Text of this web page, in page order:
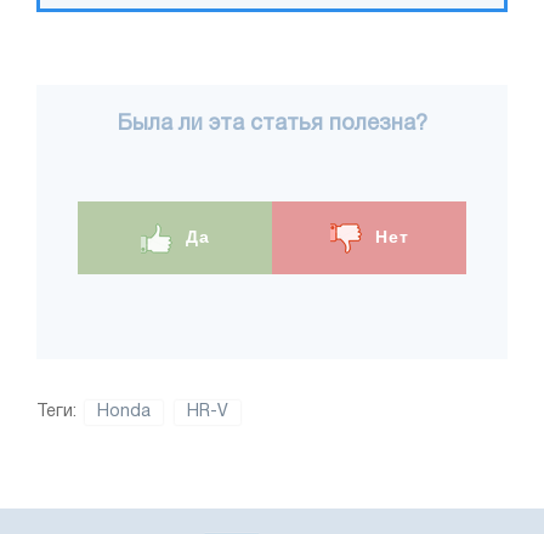
Была ли эта статья полезна?
Да Нет
Теги: Honda HR-V